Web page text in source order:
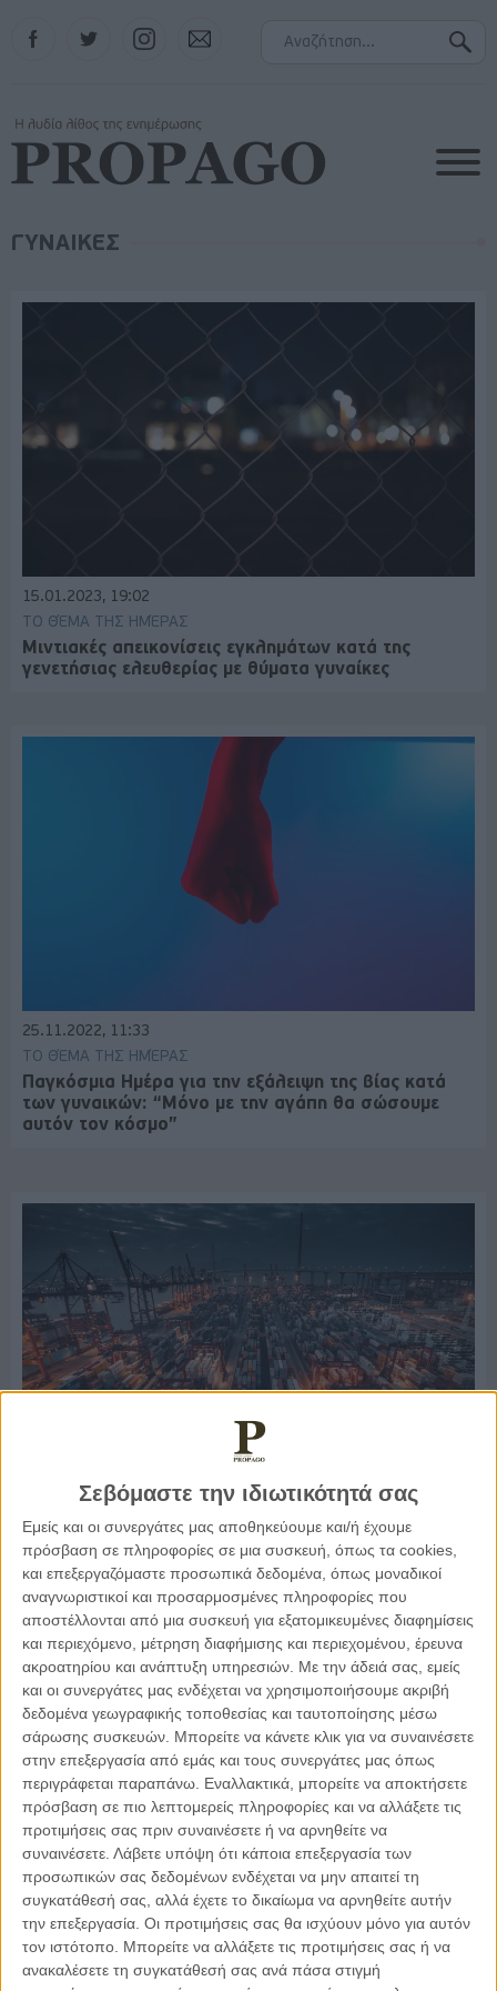
Σεβόμαστε την ιδιωτικότητά σας
Εμείς και οι συνεργάτες μας αποθηκεύουμε και/ή έχουμε
πρόσβαση σε πληροφορίες σε μια συσκευή, όπως τα cookies,
και επεξεργαζόμαστε προσωπικά δεδομένα, όπως μοναδικοί
αναγνωριστικοί και προσαρμοσμένες πληροφορίες που
αποστέλλονται από μια συσκευή για εξατομικευμένες διαφημίσεις
και περιεχόμενο, μέτρηση διαφήμισης και περιεχομένου, έρευνα
ακροατηρίου και ανάπτυξη υπηρεσιών. Με την άδειά σας, εμείς
και οι συνεργάτες μας ενδέχεται να χρησιμοποιήσουμε ακριβή
δεδομένα γεωγραφικής τοποθεσίας και ταυτοποίησης μέσω
σάρωσης συσκευών. Μπορείτε να κάνετε κλικ για να συναινέσετε
στην επεξεργασία από εμάς και τους συνεργάτες μας όπως
περιγράφεται παραπάνω. Εναλλακτικά, μπορείτε να αποκτήσετε
πρόσβαση σε πιο λεπτομερείς πληροφορίες και να αλλάξετε τις
προτιμήσεις σας πριν συναινέσετε ή να αρνηθείτε να
συναινέσετε. Λάβετε υπόψη ότι κάποια επεξεργασία των
προσωπικών σας δεδομένων ενδέχεται να μην απαιτεί τη
συγκατάθεσή σας, αλλά έχετε το δικαίωμα να αρνηθείτε αυτήν
την επεξεργασία. Οι προτιμήσεις σας θα ισχύουν μόνο για αυτόν
τον ιστότοπο. Μπορείτε να αλλάξετε τις προτιμήσεις σας ή να
ανακαλέσετε τη συγκατάθεσή σας ανά πάσα στιγμή
Instagram
ΓΥΝΑΙΚΕΣ
15.01.2023, 19:02
ΤΟ ΘΈΜΑ ΤΗΣ ΗΜΈΡΑΣ
Μιντιακές απεικονίσεις εγκλημάτων κατά της
γενετήσιας ελευθερίας με θύματα γυναίκες
25.11.2022, 11:33
ΤΟ ΘΈΜΑ ΤΗΣ ΗΜΈΡΑΣ
Παγκόσμια Ημέρα για την εξάλειψη της βίας κατά
των γυναικών: “Μόνο με την αγάπη θα σώσουμε
αυτόν τον κόσμο”
18.05.2022, 21:35
ΕΛΛΆΔΑ, ΤΟ ΘΈΜΑ ΤΗΣ ΗΜΈΡΑΣ
Οι γυναίκες στη Ναυτιλία
27.03.2022, 21:25
ΕΛΛΆΔΑ, ΤΟ ΘΈΜΑ ΤΗΣ ΗΜΈΡΑΣ
Γυναίκες στη φυλακή και στην αμείλικτη κοινωνική